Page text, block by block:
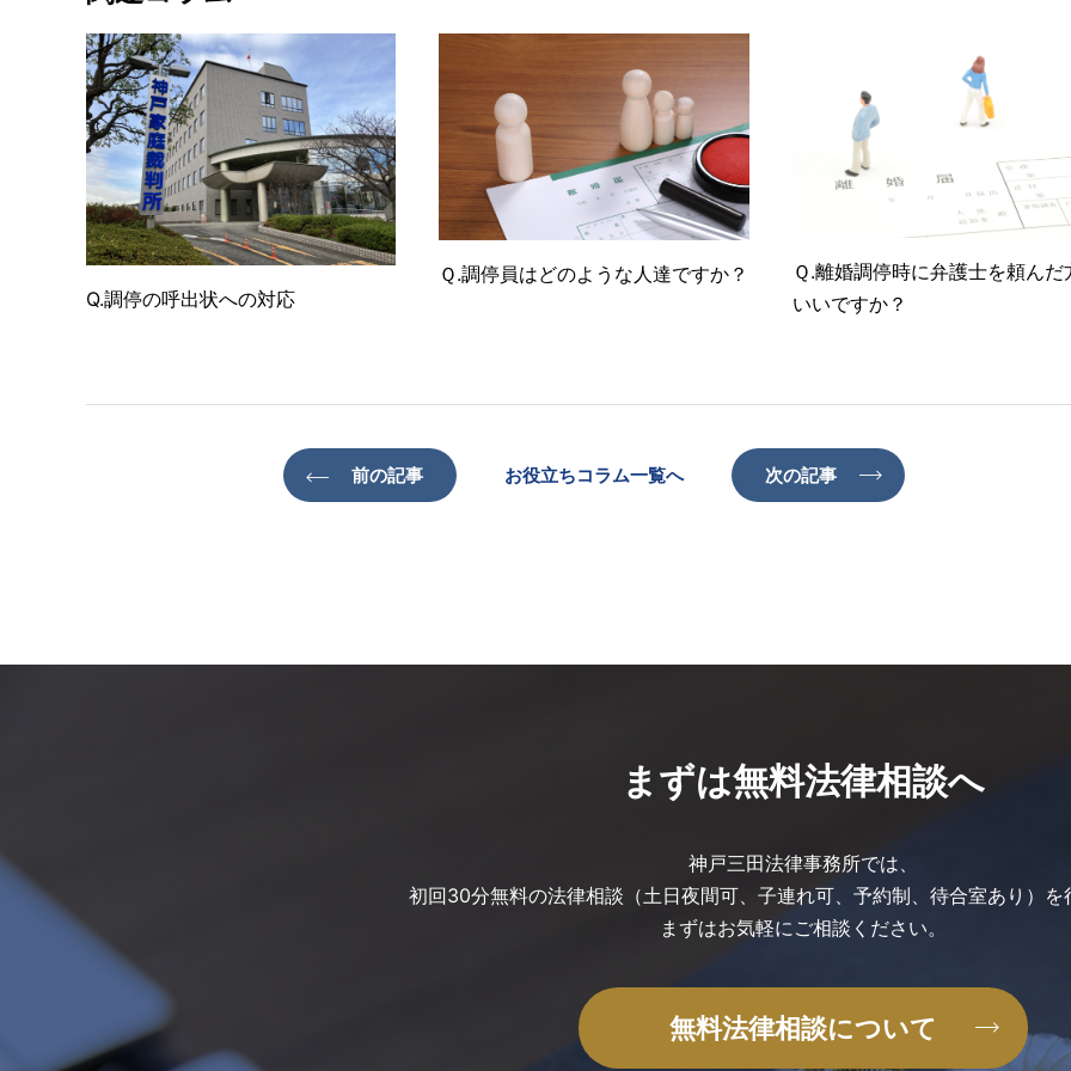
Q.調停の呼出状への対応
Ｑ.調停員はどのような人達ですか？
Ｑ.離婚調停時に弁護士を頼んだ
いいですか？
前の記事 お役立ちコラム一覧へ 次の記事
まずは無料法律相談へ
神戸三田法律事務所では、
初回30分無料の法律相談 （土日夜間可、子連れ可、予約制、 待合室あり）を
まずはお気軽にご相談ください。
無料法律相談について